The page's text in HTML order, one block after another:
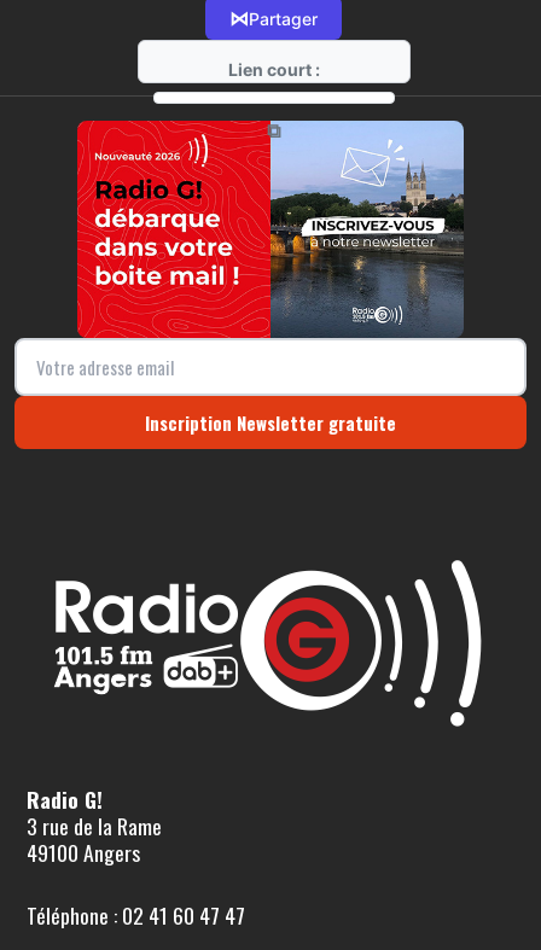
⋈Partager
Lien court :
https://radio-g.fr?8420
⧉
Inscription Newsletter gratuite
Radio G!
3 rue de la Rame
49100 Angers
Téléphone : 02 41 60 47 47